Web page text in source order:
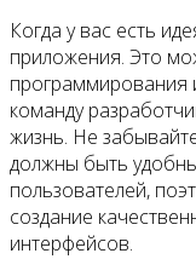
Когда у вас есть
приложения. Это
программирования
команду
жизнь. Не
должны быть
пользователей,
создание
интерфейсов.